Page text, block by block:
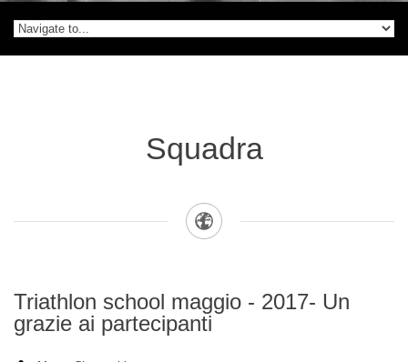
Squadra
Triathlon school maggio - 2017- Un
grazie ai partecipanti